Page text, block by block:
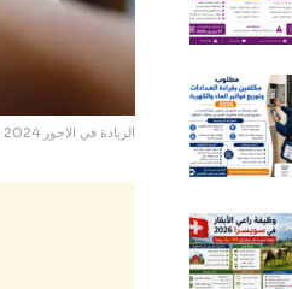
الزيادة في الاجور 2024 بالمغرب